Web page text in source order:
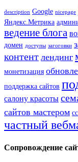
description Google nicepage
Яндекс.Метрика
ведение блога
домен доступы загоговки
контент лендинг
монетизация
поддержка сайтов
салону красоты
сайтов мастером
частный
Сопровождение